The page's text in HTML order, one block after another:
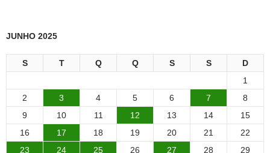
JUNHO 2025
S T Q Q S S
D
1
2
3 4 5 6 7
8
9
10 11 12 13 14
15
16
17 18 19 20 21
22
23
24 25 26 27 28 29